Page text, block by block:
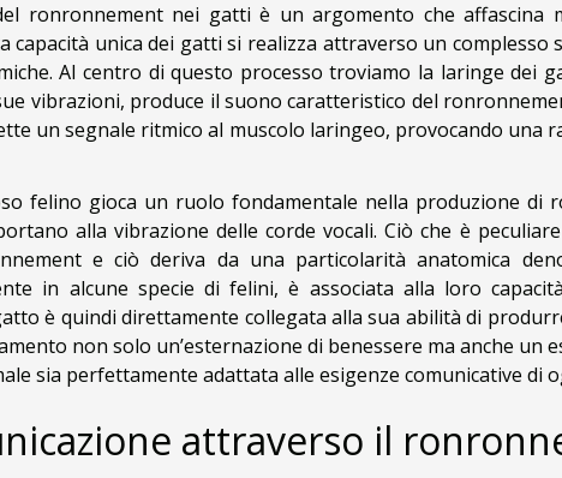
ronronnement nei gatti è un argomento che affascina
capacità unica dei gatti si realizza attraverso un complesso
Al centro di questo processo troviamo la laringe dei
vibrazioni, produce il suono caratteristico del
un segnale ritmico al muscolo laringeo, provocando una
felino gioca un ruolo fondamentale nella produzione di
alla vibrazione delle corde vocali. Ciò che è
e ciò deriva da una particolarità anatomica
in alcune specie di felini, è associata alla loro
è quindi direttamente collegata alla sua abilità di
non solo un’esternazione di benessere ma anche un
sia perfettamente adattata alle esigenze comunicative di
attraverso il